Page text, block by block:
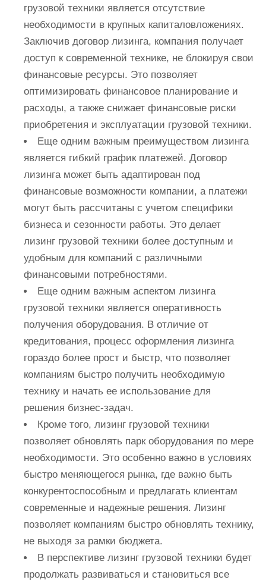
грузовой техники является отсутствие
необходимости в крупных капиталовложениях.
Заключив договор лизинга, компания получает
доступ к современной технике, не блокируя свои
финансовые ресурсы. Это позволяет
оптимизировать финансовое планирование и
расходы, а также снижает финансовые риски
приобретения и эксплуатации грузовой техники.
Еще одним важным преимуществом лизинга
является гибкий график платежей. Договор
лизинга может быть адаптирован под
финансовые возможности компании, а платежи
могут быть рассчитаны с учетом специфики
бизнеса и сезонности работы. Это делает
лизинг грузовой техники более доступным и
удобным для компаний с различными
финансовыми потребностями.
Еще одним важным аспектом лизинга
грузовой техники является оперативность
получения оборудования. В отличие от
кредитования, процесс оформления лизинга
гораздо более прост и быстр, что позволяет
компаниям быстро получить необходимую
технику и начать ее использование для
решения бизнес-задач.
Кроме того, лизинг грузовой техники
позволяет обновлять парк оборудования по мере
необходимости. Это особенно важно в условиях
быстро меняющегося рынка, где важно быть
конкурентоспособным и предлагать клиентам
современные и надежные решения. Лизинг
позволяет компаниям быстро обновлять технику,
не выходя за рамки бюджета.
В перспективе лизинг грузовой техники будет
продолжать развиваться и становиться все